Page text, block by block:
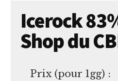
Icerock
Shop du
Prix (pour 1gg) :